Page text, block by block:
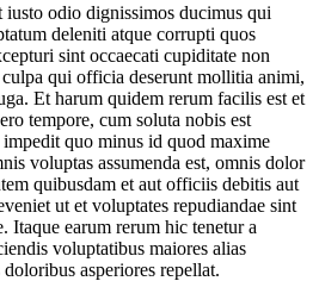
iusto odio dignissimos ducimus qui
deleniti atque corrupti quos
sint occaecati cupiditate non
qui officia deserunt mollitia animi,
Et harum quidem rerum facilis est et
tempore, cum soluta nobis est
quo minus id quod maxime
voluptas assumenda est, omnis dolor
quibusdam et aut officiis debitis aut
ut et voluptates repudiandae sint
Itaque earum rerum hic tenetur a
voluptatibus maiores alias
asperiores repellat.